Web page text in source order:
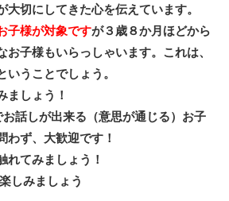
大切にしてきた心を伝えています。
子様が対象ですが３歳８か月ほどから
子様もいらっしゃいます。これは、
うことでしょう。
しょう！
話しが出来る（意思が通じる）お子
わず、大歓迎です！
れてみましょう！
しみましょう